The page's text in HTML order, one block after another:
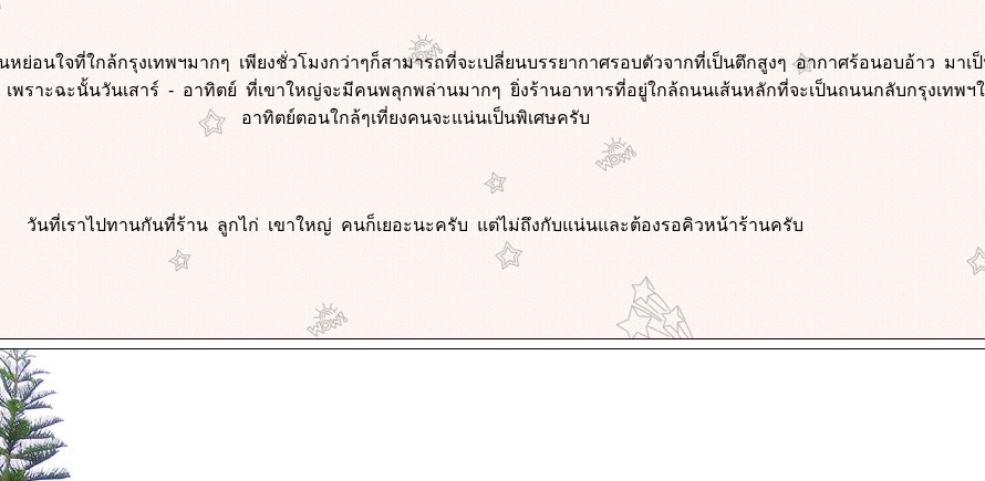
หย่อนใจที่ใกล้กรุงเทพฯมากๆ เพียงชั่วโมงกว่าๆก็สามารถที่จะเปลี่ยนบรรยากาศรอบตัวจากที่เป็นตึกสูงๆ อากาศร้อนอบอ้าว มาเ
เพราะฉะนั้นวันเสาร์ - อาทิตย์ ที่เขาใหญ่จะมีคนพลุกพล่านมากๆ ยิ่งร้านอาหารที่อยู่ใกล้ถนนเส้นหลักที่จะเป็นถนนกลับกรุงเทพฯ
อาทิตย์ตอนใกล้ๆเที่ยงคนจะแน่นเป็นพิเศษครับ
วันที่เราไปทานกันที่ร้าน ลูกไก่ เขาใหญ่ คนก็เยอะนะครับ แต่ไม่ถึงกับแน่นและต้องรอคิวหน้าร้านครับ